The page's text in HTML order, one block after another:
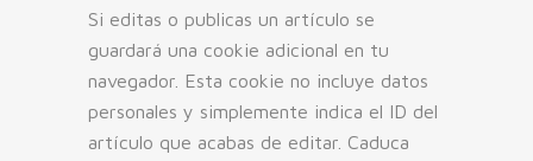
Si editas o publicas un artículo se
guardará una cookie adicional en tu
navegador. Esta cookie no incluye datos
personales y simplemente indica el ID del
artículo que acabas de editar. Caduca